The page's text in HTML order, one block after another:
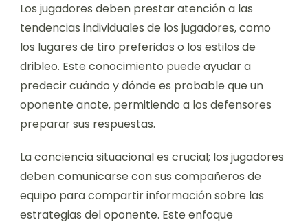
Los jugadores deben prestar atención a las
tendencias individuales de los jugadores, como
los lugares de tiro preferidos o los estilos de
dribleo. Este conocimiento puede ayudar a
predecir cuándo y dónde es probable que un
oponente anote, permitiendo a los defensores
preparar sus respuestas.
La conciencia situacional es crucial; los jugadores
deben comunicarse con sus compañeros de
equipo para compartir información sobre las
estrategias del oponente. Este enfoque